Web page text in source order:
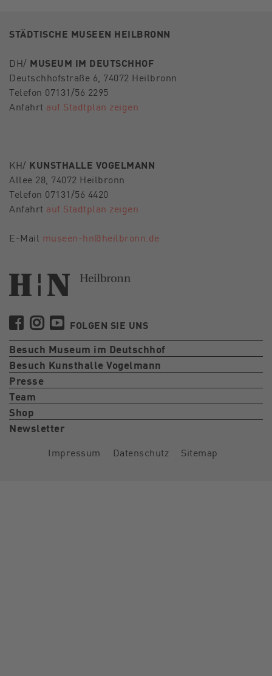
STÄDTISCHE MUSEEN HEILBRONN
DH/ MUSEUM IM DEUTSCHHOF
Deutschhofstraße 6, 74072 Heilbronn
Telefon 07131/56 2295
Anfahrt auf Stadtplan zeigen
KH/ KUNSTHALLE VOGELMANN
Allee 28, 74072 Heilbronn
Telefon 07131/56 4420
Anfahrt auf Stadtplan zeigen
E-Mail museen-hn@heilbronn.de
FOLGEN SIE UNS
Besuch Museum im Deutschhof
Besuch Kunsthalle Vogelmann
Presse
Team
Shop
Newsletter
Impressum Datenschutz Sitemap